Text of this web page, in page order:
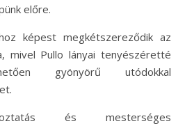
előre.
képest megkétszereződik az
mivel Pullo lányai tenyészéretté
gyönyörű utódokkal
és mesterséges